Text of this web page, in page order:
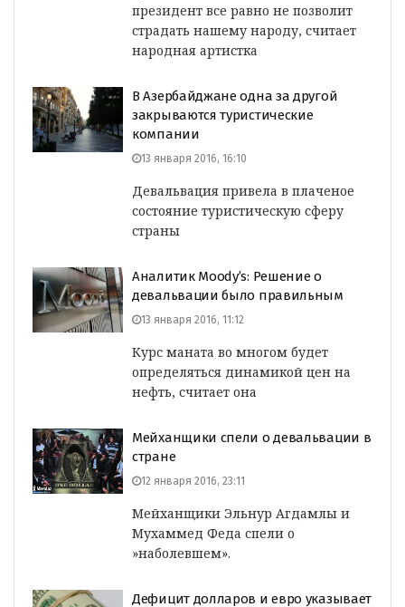
президент все равно не позволит
страдать нашему народу, считает
народная артистка
В Азербайджане одна за другой
закрываются туристические
компании
13 января 2016, 16:10
Девальвация привела в плаченое
состояние туристическую сферу
страны
Аналитик Moody’s: Решение о
девальвации было правильным
13 января 2016, 11:12
Курс маната во многом будет
определяться динамикой цен на
нефть, считает она
Мейханщики спели о девальвации в
стране
12 января 2016, 23:11
Мейханщики Эльнур Агдамлы и
Мухаммед Феда спели о
»наболевшем».
Дефицит долларов и евро указывает